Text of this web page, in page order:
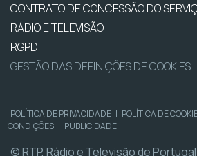
CONTRATO DE CONCESSÃO DO
RÁDIO E TELEVISÃO
RGPD
GESTÃO DAS DEFINIÇÕES DE COOKIES
POLÍTICA DE PRIVACIDADE | POLÍTICA DE
CONDIÇÕES | PUBLICIDADE
© RTP, Rádio e Televisão de